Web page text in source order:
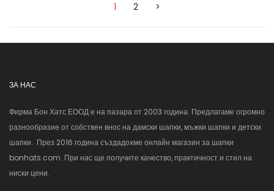
1 2 >
ЗА НАС
Фирма Бон Хатс ЕООД е на пазара от 2003 година. Предлагаме огромно
разнообразие от собствен внос на дамски шапки, мъжки шапки и детски
шапки. През 2016 година създадохме онлайн магазин за шапки
bonhats.com. При нас ще получите качество, практичност и стил на
ниски цени.